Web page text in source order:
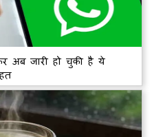
अब जारी हो चुकी है ये